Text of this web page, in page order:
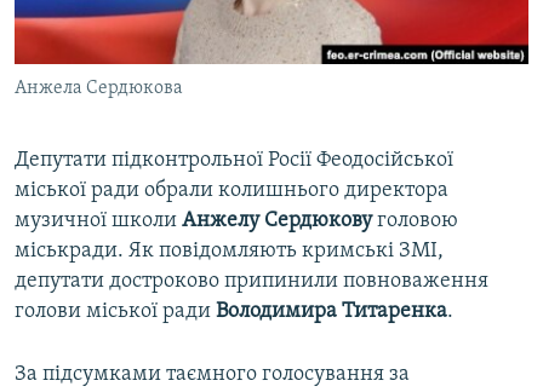
СВІДЧЕННЯ ОКУПАЦІЇ
УКРАЇНСЬКА ПРОБЛЕМА КРИМУ
ІНФОГРАФІКА
Qırımtatar
ДОЛУЧАЙСЯ!
Усі сайти RFE/RL
Анжела Сердюкова
Депутати підконтрольної Росії Феодосійської
міської ради обрали колишнього директора
музичної школи Анжелу Сердюковуголовою
міськради. Як повідомляють кримські ЗМІ,
депутати достроково припинили повноваження
голови міської ради Володимира Титаренка.
За підсумками таємного голосування за